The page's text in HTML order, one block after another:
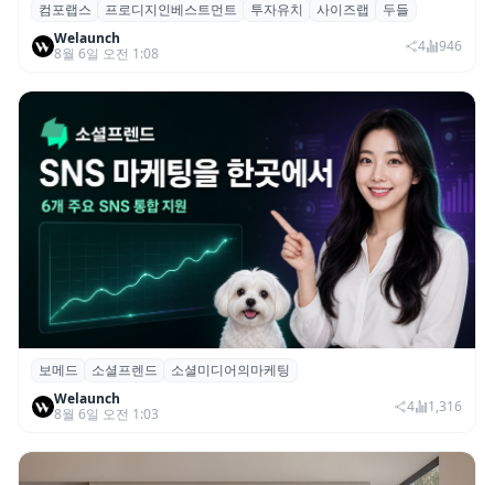
컴포랩스, 프로디지인베스트먼트로부터 시
드 투자 유치
컴포랩스 프로디지인베스트먼트 투자유치 사이즈랩
두들
Welaunch
8월 6일 오전 1:08
4 946
보메드 ‘소셜프렌드’, 유튜브·인스타 등 6개
SNS 마케팅 통합 지원
보메드 소셜프렌드
소셜미디어의마케팅
Welaunch
8월 6일 오전 1:03
4 1,316